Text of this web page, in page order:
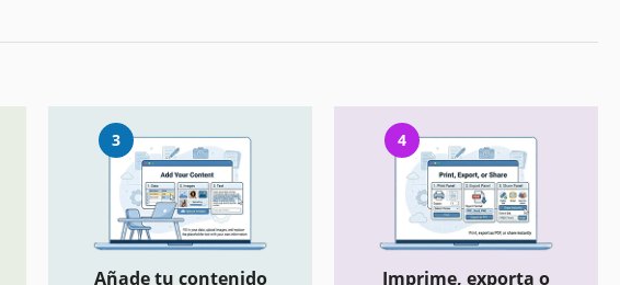
3
Añade tu contenido
4
Imprime, exporta o